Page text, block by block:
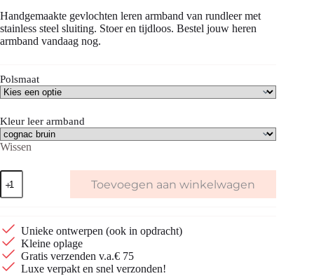
Handgemaakte gevlochten leren armband van rundleer met
stainless steel sluiting. Stoer en tijdloos. Bestel jouw heren
armband vandaag nog.
Polsmaat
Kleur leer armband
Wissen
Gevlochten
leren
armband
met
stalen
sluiting
aantal
Toevoegen aan winkelwagen
Unieke ontwerpen (ook in opdracht)
Kleine oplage
Gratis verzenden v.a.€ 75
Luxe verpakt en snel verzonden!